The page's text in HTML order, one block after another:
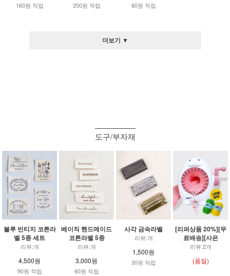
160원 적립 200원 적립 80원 적립
더보기 ▼
도구/부자재
블루 빈티지 코튼라
벨 5종 세트
리뷰:개
4,500원
90원 적립
베이직 핸드메이드
코튼라벨 5종
리뷰:개
3,000원
60원 적립
사각 금속라벨
리뷰:개
1,500원
30원 적립
[리퍼상품 20%][무
료배송][사은
리뷰:2개
(품절)